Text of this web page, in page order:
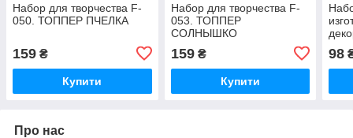
Набор для творчества F-
050. ТОППЕР ПЧЕЛКА
159 ₴
Купити
Набор для творчества F-
053. ТОППЕР
СОЛНЫШКО
159₴
Купити
98
Про нас